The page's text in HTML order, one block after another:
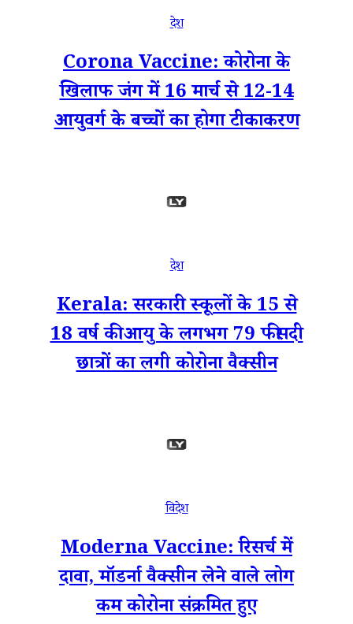
देश
Corona Vaccine: कोरोना के
खिलाफ जंग में 16 मार्च से 12-14
आयुवर्ग के बच्चों का होगा टीकाकरण
देश
Kerala: सरकारी स्कूलों के 15 से
18 वर्ष की आयु के लगभग 79 फीसदी
छात्रों का लगी कोरोना वैक्सीन
विदेश
Moderna Vaccine: रिसर्च में
दावा, मॉडर्ना वैक्सीन लेने वाले लोग
कम कोरोना संक्रमित हुए